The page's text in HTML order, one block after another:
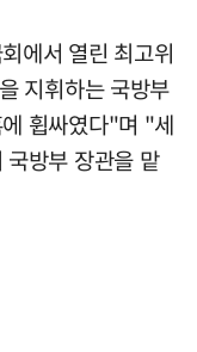
에서 열린 최고위
지휘하는 국방부
휩싸였다"며 "세
방부 장관을 맡